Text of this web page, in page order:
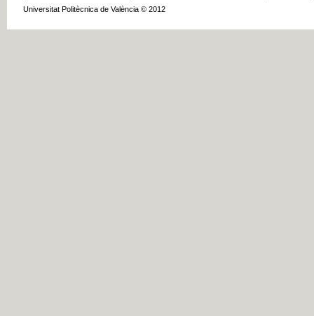
Universitat Politècnica de València © 2012